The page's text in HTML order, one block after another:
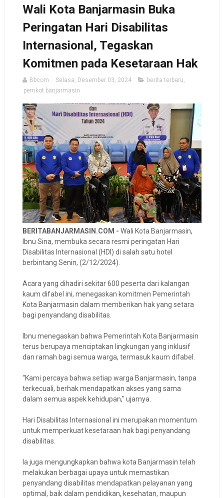
Wali Kota Banjarmasin Buka
Peringatan Hari Disabilitas
Internasional, Tegaskan
Komitmen pada Kesetaraan Hak
Bbcom Selasa, Desember 03, 2024 berita terbaru,
pemkot banjarmasin
BERITABANJARMASIN.COM - Wali Kota Banjarmasin,
Ibnu Sina, membuka secara resmi peringatan Hari
Disabilitas Internasional (HDI) di salah satu hotel
berbintang Senin, (2/12/2024).
Acara yang dihadiri sekitar 600 peserta dari kalangan
kaum difabel ini, menegaskan komitmen Pemerintah
Kota Banjarmasin dalam memberikan hak yang setara
bagi penyandang disabilitas.
Ibnu menegaskan bahwa Pemerintah Kota Banjarmasin
terus berupaya menciptakan lingkungan yang inklusif
dan ramah bagi semua warga, termasuk kaum difabel.
“Kami percaya bahwa setiap warga Banjarmasin, tanpa
terkecuali, berhak mendapatkan akses yang sama
dalam semua aspek kehidupan," ujarnya.
Hari Disabilitas Internasional ini merupakan momentum
untuk memperkuat kesetaraan hak bagi penyandang
disabilitas.
Ia juga mengungkapkan bahwa kota Banjarmasin telah
melakukan berbagai upaya untuk memastikan
penyandang disabilitas mendapatkan pelayanan yang
optimal, baik dalam pendidikan, kesehatan, maupun